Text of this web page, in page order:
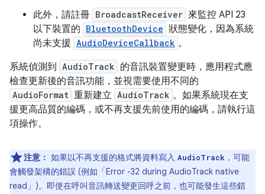
此外，請註冊 BroadcastReceiver 來監控 API 23
以下裝置的 BluetoothDevice 狀態變化，因為系統
尚未支援 AudioDeviceCallback 。
系統偵測到 AudioTrack 的音訊裝置變更時，應用程式應
檢查更新後的音訊功能，並視需要使用不同的
AudioFormat 重新建立 AudioTrack 。如果系統現在支
援更高品質的編碼，或不再支援先前使用的編碼，請執行這
項操作。
注意： 如果以不再支援的格式將資料寫入 AudioTrack ，可能
會觸發架構的錯誤 (例如「Error -32 during AudioTrack native
read」)。即使在呼叫音訊轉送變更回呼之前，也可能發生這些錯